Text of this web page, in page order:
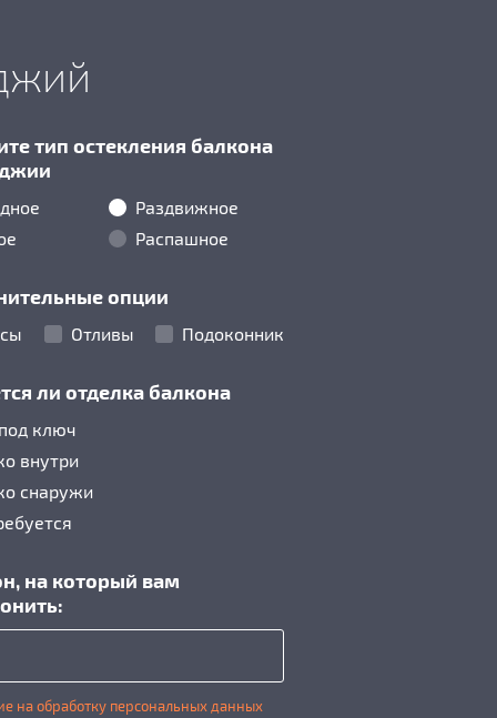
тип остекления балкона
Раздвижное
Распашное
опции
Отливы Подоконник
ли отделка балкона
ключ
внутри
снаружи
на который вам
на обработку персональных данных